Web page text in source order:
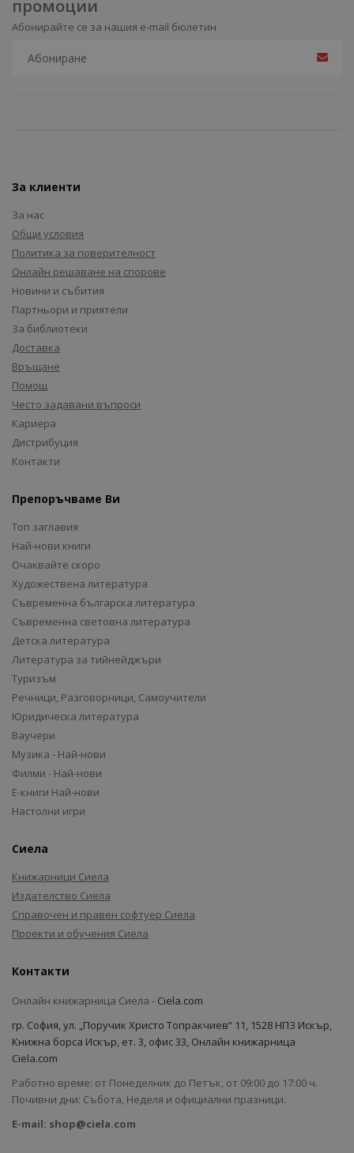
промоции
Абонирайте се за нашия e-mail бюлетин
За клиенти
За нас
Общи условия
Политика за поверителност
Онлайн решаване на спорове
Новини и събития
Партньори и приятели
За библиотеки
Доставка
Връщане
Помощ
Често задавани въпроси
Кариера
Дистрибуция
Контакти
Препоръчваме Ви
Топ заглавия
Най-нови книги
Очаквайте скоро
Художествена литература
Съвременна българска литература
Съвременна световна литература
Детска литература
Литература за тийнейджъри
Туризъм
Речници, Разговорници, Самоучители
Юридическа литература
Ваучери
Музика - Най-нови
Филми - Най-нови
Е-книги Най-нови
Настолни игри
Сиела
Книжарници Сиела
Издателство Сиела
Справочен и правен софтуер Сиела
Проекти и обучения Сиела
Контакти
Онлайн книжарница Сиела - Ciela.com
гр. София, ул. „Поручик Христо Топракчиев“ 11, 1528 НПЗ Искър,
Книжна борса Искър, ет. 3, офис 33, Онлайн книжарница
Ciela.com
Работно време: от Понеделник до Петък, от 09:00 до 17:00 ч.
Почивни дни: Събота, Неделя и официални празници.
E-mail: shop@ciela.com